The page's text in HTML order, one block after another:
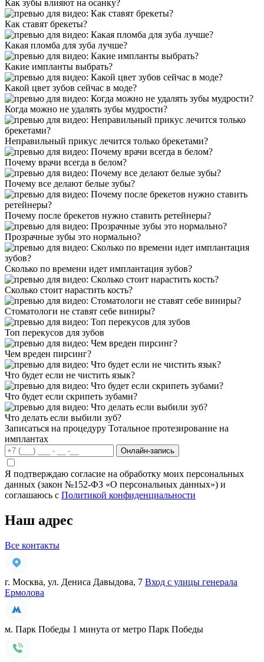
Как зубы влияют на осанку?
Как ставят брекеты?
Какая пломба для зуба лучше?
Какие импланты выбрать?
Какой цвет зубов сейчас в моде?
Когда можно не удалять зубы мудрости?
Неправильный прикус лечится только брекетами?
Почему врачи всегда в белом?
Почему все делают белые зубы?
Почему после брекетов нужно ставить ретейнеры?
Прозрачные зубы это нормально?
Сколько по времени идет имплантация зубов?
Сколько стоит нарастить кость?
Стоматологи не ставят себе виниры?
Топ перекусов для зубов
Чем вреден пирсинг?
Что будет если не чистить язык?
Что будет если скрипеть зубами?
Что делать если выбили зуб?
Записаться на процедуру Тотальное протезирование на
имплантах
Онлайн-запись
Я подтверждаю согласие на обработку моих персональных
данных (закон №152-ФЗ «О персональных данных») и
соглашаюсь с Политикой конфиденциальности
Наш адрес
Все контакты
г. Москва, ул. Дениса Давыдова, 7 Вход с улицы генерала
Ермолова
м. Парк Победы 1 минута от метро Парк Победы